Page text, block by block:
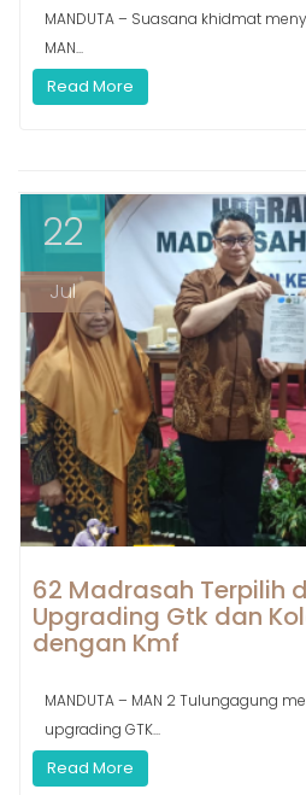
MANDUTA – Suasana khidmat
MAN...
Read More
22
Jul
62 Madrasah Terpilih
Upgrading Gtk dan
dengan Kmf
MANDUTA – MAN 2 Tulungagung
upgrading GTK...
Read More